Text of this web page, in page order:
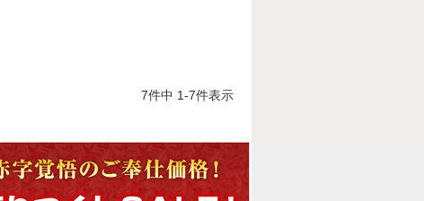
7件中 1-7件表示